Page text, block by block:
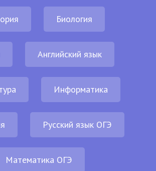
Биология
Английский язык
Информатика
Русский язык ОГЭ
Математика ОГЭ